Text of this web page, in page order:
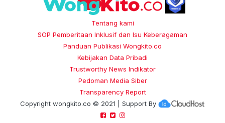
Tentang kami
SOP Pemberitaan Inklusif dan Isu Keberagaman
Panduan Publikasi Wongkito.co
Kebijakan Data Pribadi
Trustworthy News Indikator
Pedoman Media Siber
Transparency Report
Copyright wongkito.co © 2021 | Support By